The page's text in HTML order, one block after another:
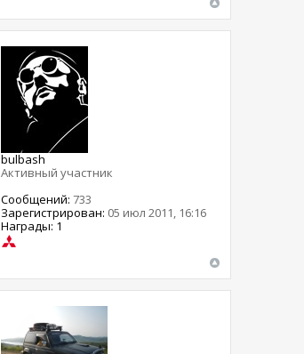
bulbash
Активный участник
Сообщений: 733
Зарегистрирован: 05 июл 2011, 16:16
Награды: 1